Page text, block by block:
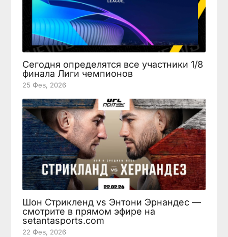
Сегодня определятся все участники 1/8
финала Лиги чемпионов
25 Фев, 2026
Шон Стрикленд vs Энтони Эрнандес —
смотрите в прямом эфире на
setantasports.com
22 Фев, 2026